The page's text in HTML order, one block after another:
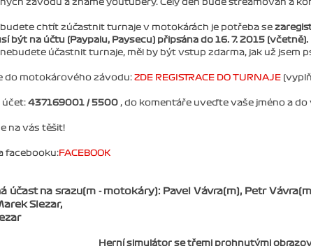
závodu a známe youtubery. Celý den bude streamován a
budete chtít zúčastnit turnaje v motokárách je potřeba se
být na účtu (Paypalu, Paysecu) připsána do 16. 7. 2015 (včetně).
účastnit turnaje, měl by být vstup zdarma, jak už jsem
do motokárového závodu: ZDE REGISTRACE DO TURNAJE
účet: 437169001 / 5500 , do komentáře uveďte vaše jméno a
na vás těšit!
facebooku:FACEBOOK
účast na srazu(m - motokáry): Pavel Vávra(m), Petr
Slezar,
Herní simulátor se třemi prohnutými